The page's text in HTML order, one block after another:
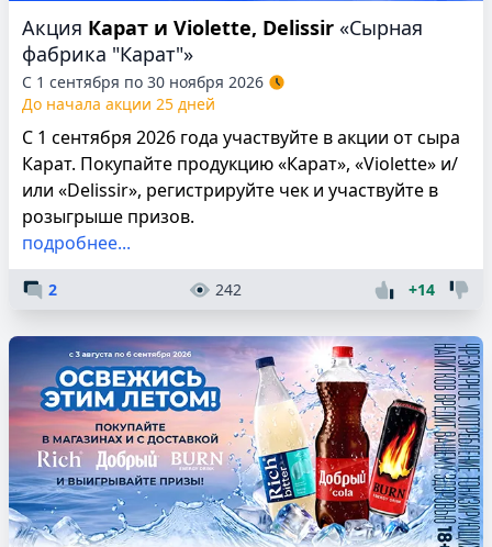
Акция Карат и Violette, Delissir «Сырная
фабрика "Карат"»
С 1 сентября по 30 ноября 2026
До начала акции 25 дней
С 1 сентября 2026 года участвуйте в акции от сыра
Карат. Покупайте продукцию «Карат», «Violette» и/
или «Delissir», регистрируйте чек и участвуйте в
розыгрыше призов.
подробнее...
2 242 +14